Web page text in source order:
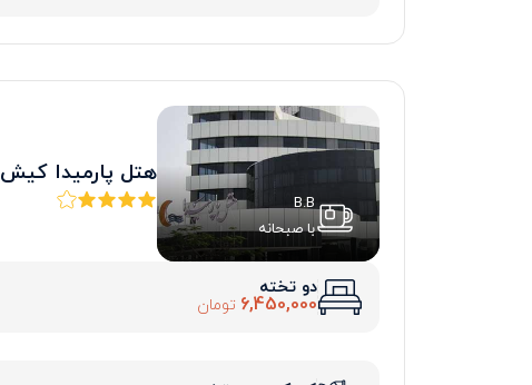
B.B
با صبحانه
هتل پارمیدا کیش
دو تخته
6,450,000 تومان